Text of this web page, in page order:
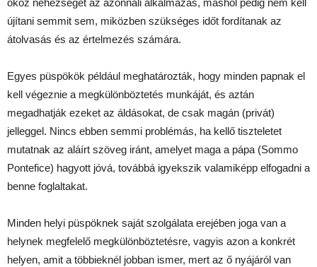
okoz nehézséget az azonnali alkalmazás, máshol pedig nem kell
újítani semmit sem, miközben szükséges időt fordítanak az
átolvasás és az értelmezés számára.
Egyes püspökök például meghatározták, hogy minden papnak el
kell végeznie a megkülönböztetés munkáját, és aztán
megadhatják ezeket az áldásokat, de csak magán (privát)
jelleggel. Nincs ebben semmi problémás, ha kellő tiszteletet
mutatnak az aláírt szöveg iránt, amelyet maga a pápa (Sommo
Pontefice) hagyott jóvá, továbbá igyekszik valamiképp elfogadni a
benne foglaltakat.
Minden helyi püspöknek saját szolgálata erejében joga van a
helynek megfelelő megkülönböztetésre, vagyis azon a konkrét
helyen, amit a többieknél jobban ismer, mert az ő nyájáról van